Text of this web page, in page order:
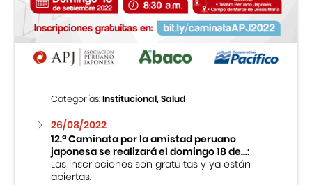
Centro Cultural Peruano Japonés
Cursos
Museo de la Inmigración Japonesa
Fondo Editorial
Teatro Peruano Japonés
Categorías:Institucional, Salud
26/08/2022
12.ª Caminata por la amistad peruano
japonesa se realizará el domingo 18 de...:
Las inscripciones son gratuitas y ya están
abiertas.